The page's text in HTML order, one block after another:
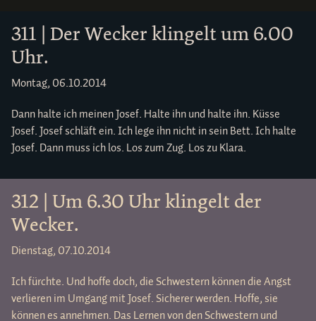
311 | Der Wecker klingelt um 6.00
Uhr.
Montag, 06.10.2014
Dann halte ich meinen Josef. Halte ihn und halte ihn. Küsse
Josef. Josef schläft ein. Ich lege ihn nicht in sein Bett. Ich halte
Josef. Dann muss ich los. Los zum Zug. Los zu Klara.
312 | Um 6.30 Uhr klingelt der
Wecker.
Dienstag, 07.10.2014
Ich fürchte. Und hoffe doch, die Schwestern können die Angst
verlieren im Umgang mit Josef. Sicherer werden. Hoffe, sie
können es annehmen. Das Lernen von den Schwestern und